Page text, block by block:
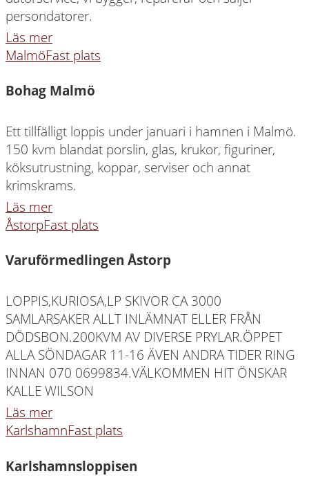
persondatorer.
Läs mer
MalmöFast plats
Bohag Malmö
Ett tillfälligt loppis under januari i hamnen i Malmö.
150 kvm blandat porslin, glas, krukor, figuriner,
köksutrustning, koppar, serviser och annat
krimskrams.
Läs mer
ÅstorpFast plats
Varuförmedlingen Åstorp
LOPPIS,KURIOSA,LP SKIVOR CA 3000
SAMLARSAKER ALLT INLÄMNAT ELLER FRÅN
DÖDSBON.200KVM AV DIVERSE PRYLAR.ÖPPET
ALLA SÖNDAGAR 11-16 ÄVEN ANDRA TIDER RING
INNAN 070 0699834.VÄLKOMMEN HIT ÖNSKAR
KALLE WILSON
Läs mer
KarlshamnFast plats
Karlshamnsloppisen